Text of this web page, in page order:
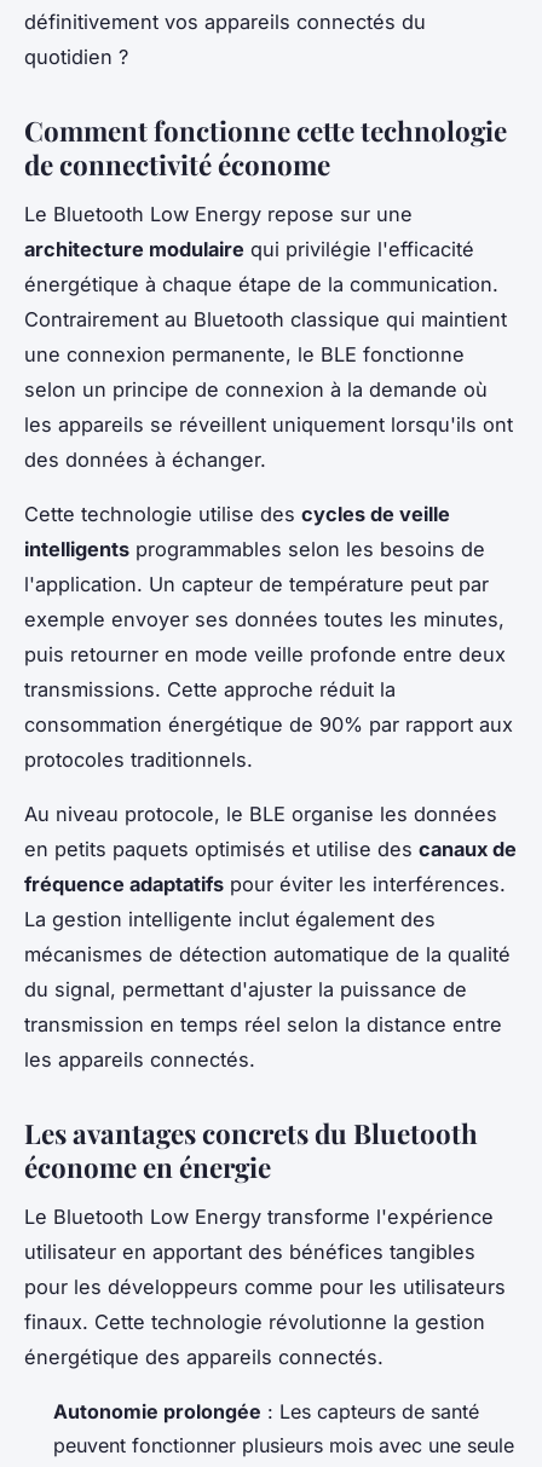
définitivement vos appareils connectés du
quotidien ?
Comment fonctionne cette technologie
de connectivité économe
Le Bluetooth Low Energy repose sur une
architecture modulaire qui privilégie l'efficacité
énergétique à chaque étape de la communication.
Contrairement au Bluetooth classique qui maintient
une connexion permanente, le BLE fonctionne
selon un principe de connexion à la demande où
les appareils se réveillent uniquement lorsqu'ils ont
des données à échanger.
Cette technologie utilise des cycles de veille
intelligents programmables selon les besoins de
l'application. Un capteur de température peut par
exemple envoyer ses données toutes les minutes,
puis retourner en mode veille profonde entre deux
transmissions. Cette approche réduit la
consommation énergétique de 90% par rapport aux
protocoles traditionnels.
Au niveau protocole, le BLE organise les données
en petits paquets optimisés et utilise des canaux de
fréquence adaptatifs pour éviter les interférences.
La gestion intelligente inclut également des
mécanismes de détection automatique de la qualité
du signal, permettant d'ajuster la puissance de
transmission en temps réel selon la distance entre
les appareils connectés.
Les avantages concrets du Bluetooth
économe en énergie
Le Bluetooth Low Energy transforme l'expérience
utilisateur en apportant des bénéfices tangibles
pour les développeurs comme pour les utilisateurs
finaux. Cette technologie révolutionne la gestion
énergétique des appareils connectés.
Autonomie prolongée : Les capteurs de santé
peuvent fonctionner plusieurs mois avec une seule